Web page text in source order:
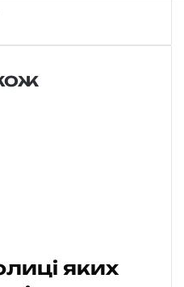
яких